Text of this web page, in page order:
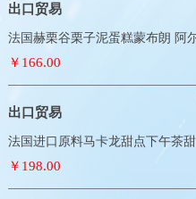
出口贸易
法国赫栗谷栗子泥蛋糕蒙布朗 阿
￥166.00
出口贸易
法国进口原料马卡龙甜点下午茶
￥198.00